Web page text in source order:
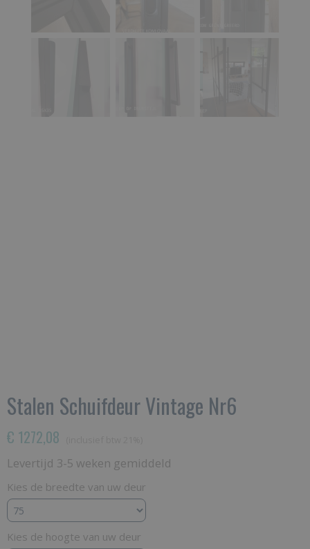
Stalen Schuifdeur Vintage Nr6
€ 1272,08
Levertijd 3-5 weken gemiddeld
Kies de breedte van uw deur
Kies de hoogte van uw deur